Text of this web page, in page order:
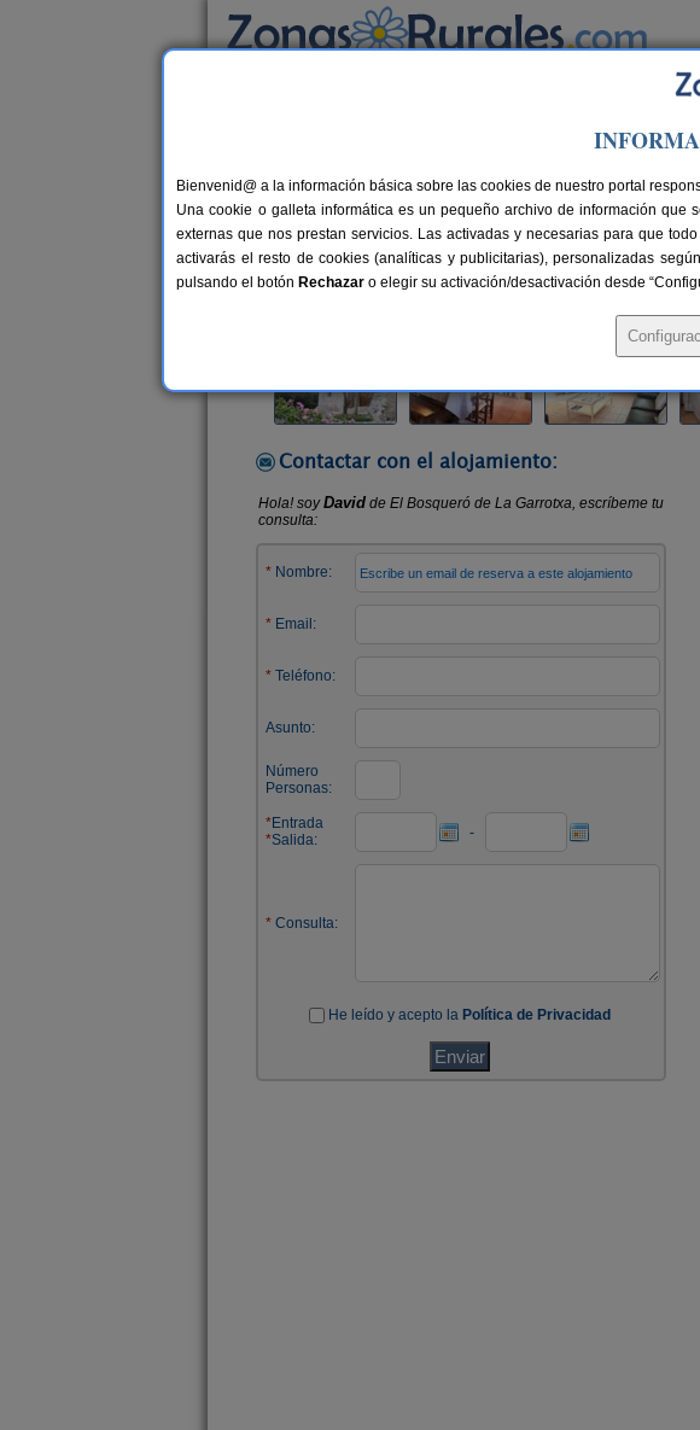
Busca por
Les Planes d´Hostoles> El
El Bosqueró de La Garrotxa
Casa Rural en Les Planes d´Hostoles (Girona)
Alquiler completo 6-14 plazas 40 km de Girona
Contactar con el alojamiento:
Bienvenid@ a la información básica sobre las cookies de nuestro portal
Una cookie o galleta informática es un pequeño archivo de información
externas que nos prestan servicios. Las activadas y necesarias para que
activarás el resto de cookies (analíticas y publicitarias), personalizadas
pulsando el botón Rechazar o elegir su activación/desactivación desde